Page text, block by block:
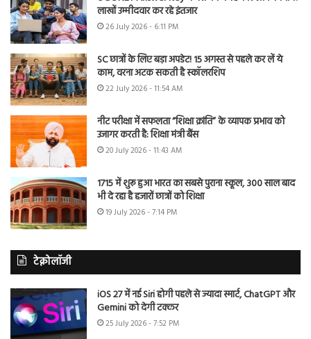
लाखों उम्मीदवार कर रहे इंतजार
26 July 2026 - 6:11 PM
SC छात्रों के लिए बड़ा अपडेट! 15 अगस्त से पहले कर लें ये
काम, वरना अटक सकती है स्कॉलरशिप
22 July 2026 - 11:54 AM
नीट परीक्षा में सफलता “शिक्षा क्रांति” के व्यापक प्रभाव को
उजागर करती है: शिक्षा मंत्री बैंस
20 July 2026 - 11:43 AM
1715 में शुरू हुआ भारत का सबसे पुराना स्कूल, 300 साल बाद
भी दे रहा है हजारों छात्रों को शिक्षा
19 July 2026 - 7:14 PM
टेक्नोलॉजी
iOS 27 में नई Siri होगी पहले से ज्यादा स्मार्ट, ChatGPT और
Gemini को देगी टक्कर
25 July 2026 - 7:52 PM